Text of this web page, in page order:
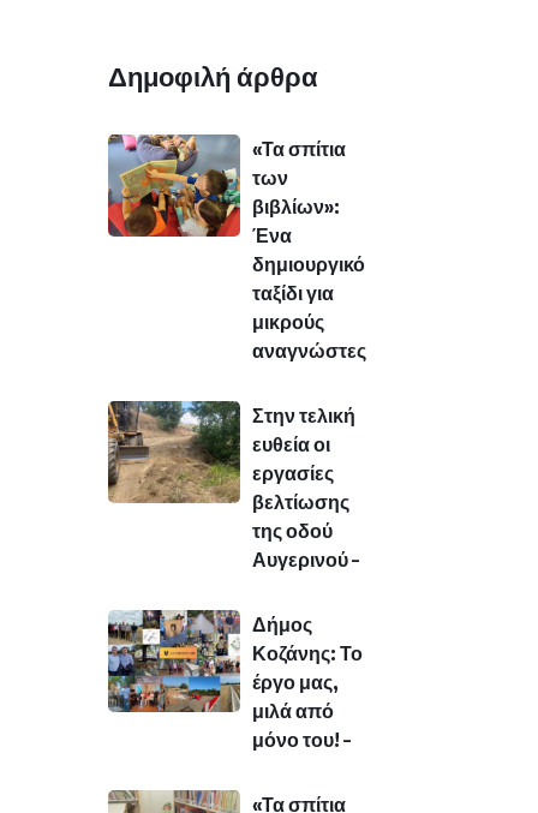
Δημοφιλή άρθρα
«Τα σπίτια
των
βιβλίων»:
Ένα
δημιουργικό
ταξίδι για
μικρούς
αναγνώστες
Στην τελική
ευθεία οι
εργασίες
βελτίωσης
της οδού
Αυγερινού –
Δήμος
Κοζάνης: Το
έργο μας,
μιλά από
μόνο του! –
«Τα σπίτια